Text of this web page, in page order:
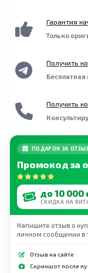
Гарантия
Только
Получить
Бесплатная
Получить
ПОДАРОК ЗА
Промокод за
до 10 000
СКИДКА НА
Напишите отзыв о
личном сообщении в
Отзыв на сайте
Скриншот после